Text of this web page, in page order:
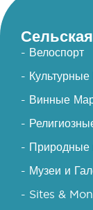
- Велоспорт
-
- Винные
-
- Природные
- Музеи и
- Sites &